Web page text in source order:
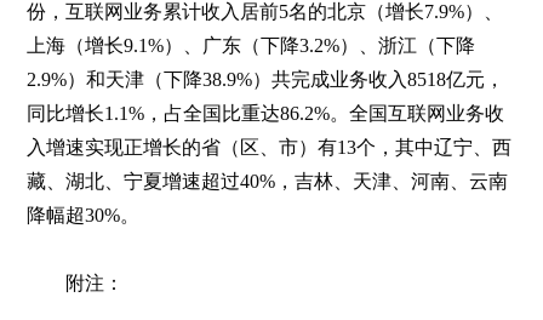
份，互联网业务累计收入居前5名的北京（增长7.9%）、
上海（增长9.1%）、广东（下降3.2%）、浙江（下降
2.9%）和天津（下降38.9%）共完成业务收入8518亿元，
同比增长1.1%，占全国比重达86.2%。全国互联网业务收
入增速实现正增长的省（区、市）有13个，其中辽宁、西
藏、湖北、宁夏增速超过40%，吉林、天津、河南、云南
降幅超30%。
附注：